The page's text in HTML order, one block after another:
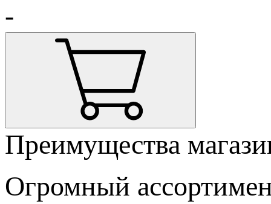
-
Преимущества
Огромный